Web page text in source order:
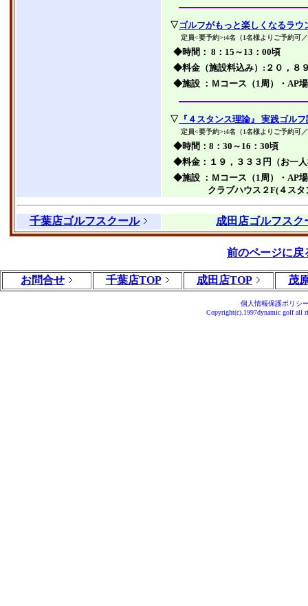
▽ゴルフがもっと楽しくなるラウ
定員<要予約>:4名（1名様よりご予約可
◆時間： 8：15～13：00頃
◆料金（施設料込み）:２０，８
◆施設 ： Ｍコース（1周）・AP
▽ 『４スタンス理論』 実践ゴル
定員<要予約>:4名（1名様よりご予約可
◆時間：8：30～16：30頃
◆料金：１９，３３３円（お一
◆施設 ： Ｍコース（1周）・AP
クラブハウス２F(４ス
千葉店ゴルフスクール 成田店ゴルフスク
前のページに戻
お問合せ 千葉店TOP 成田店TOP 茂
個人情報保護ポリシ
Copyright(c).1997dynamic golf all